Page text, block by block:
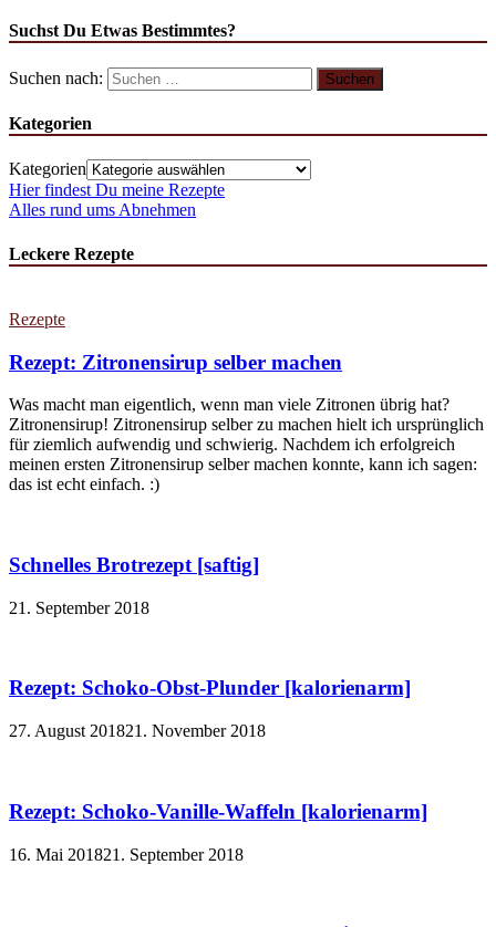
Suchst Du Etwas Bestimmtes?
Suchen nach:
Kategorien
Kategorien
Hier findest Du meine Rezepte
Alles rund ums Abnehmen
Leckere Rezepte
Rezepte
Rezept: Zitronensirup selber machen
Was macht man eigentlich, wenn man viele Zitronen übrig hat?
Zitronensirup! Zitronensirup selber zu machen hielt ich ursprünglich
für ziemlich aufwendig und schwierig. Nachdem ich erfolgreich
meinen ersten Zitronensirup selber machen konnte, kann ich sagen:
das ist echt einfach. :)
Schnelles Brotrezept [saftig]
21. September 2018
Rezept: Schoko-Obst-Plunder [kalorienarm]
27. August 201821. November 2018
Rezept: Schoko-Vanille-Waffeln [kalorienarm]
16. Mai 201821. September 2018